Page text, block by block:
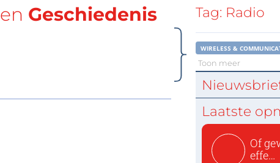
Zoeken
en Geschiedenis
Tag: Radio
WIRELESS &
Toon meer
Laatste
Of
effe